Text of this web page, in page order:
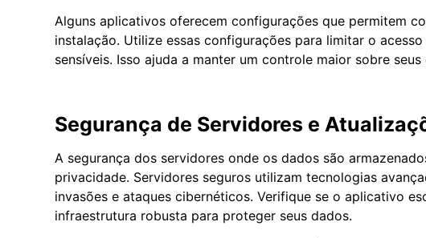
Alguns aplicativos oferecem configurações que permitem
instalação. Utilize essas configurações para limitar o
sensíveis. Isso ajuda a manter um controle maior sobre seus
Segurança de Servidores e
A segurança dos servidores onde os dados são
privacidade. Servidores seguros utilizam tecnologias
invasões e ataques cibernéticos. Verifique se o aplicativo
infraestrutura robusta para proteger seus dados.